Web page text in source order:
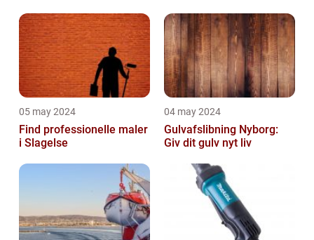
05 may 2024
Find professionelle maler
i Slagelse
04 may 2024
Gulvafslibning Nyborg:
Giv dit gulv nyt liv